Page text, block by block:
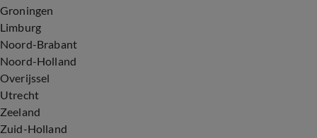
Groningen
Limburg
Noord-Brabant
Noord-Holland
Overijssel
Utrecht
Zeeland
Zuid-Holland